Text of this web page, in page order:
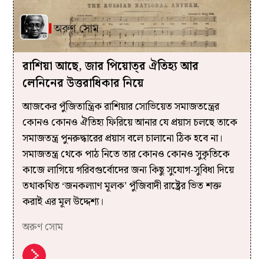
রাশিয়া আছে, জার পিয়োত্‌র ঐতিহ্য আর
লেনিনের উত্তরাধিকার নিয়ে
আজকের পুঁজিতান্ত্রিক রাশিয়ার সোভিয়েত সমাজতন্ত্রের
কোনও কোনও ঐতিহ্য ফিরিয়ে আনার যে প্রয়াস চলছে তাকে
সমাজতন্ত্র পুনরুদ্ধারের প্রয়াস বলে চালানো ঠিক হবে না।
সমাজতন্ত্র থেকে পাঠ নিতে তার কোনও কোনও সুকৃতিকে
কাজে লাগিয়ে গরিবগুর্বোদের জন্য কিছু সুযোগ-সুবিধা দিয়ে
তথাকথিত ‘জনকল্যাণ মূলক’ পুঁজিবাদী রাষ্ট্রের ভিত শক্ত
করাই এর মূল উদ্দেশ্য।
অরুণ সোম